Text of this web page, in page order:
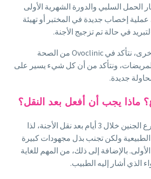
الحمل السلبي والدورة الشهرية الأولى
عملية إخصاب جديدة في المختبر أو تهيئة
في حالة تم تزجيج الأجنة.
قبل بدء العلاج مرة أخرى، نتأكد في Ovoclinic من الصحة
ونتأكد من أن كل شيء يسير على
جديدة.
ماذا يجب أن أفعل بعد النقل؟
يجب أن تتم عملية زرع الجنين خلال 3 أيام بعد نقل الأجنة، لذا
الطبيعية ولكن تجنب بذل مجهودات كبيرة
بالإضافة إلى ذلك، من المهم للغاية
الذي أشار إليه الطبيب.